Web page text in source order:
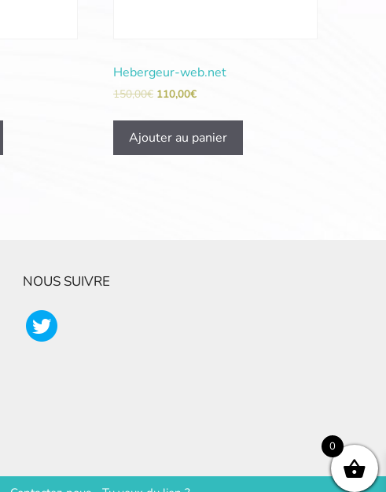
Hebergeur-web.net
150,00€ 110,00€
Ajouter au panier
NOUS SUIVRE
0